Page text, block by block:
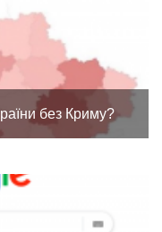
без Криму?